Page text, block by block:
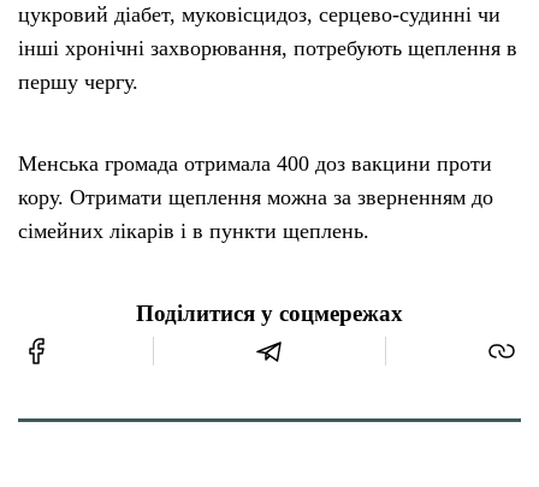
цукровий діабет, муковісцидоз, серцево-судинні чи
інші хронічні захворювання, потребують щеплення в
першу чергу.
Менська громада отримала 400 доз вакцини проти
кору. Отримати щеплення можна за зверненням до
сімейних лікарів і в пункти щеплень.
Поділитися у соцмережах